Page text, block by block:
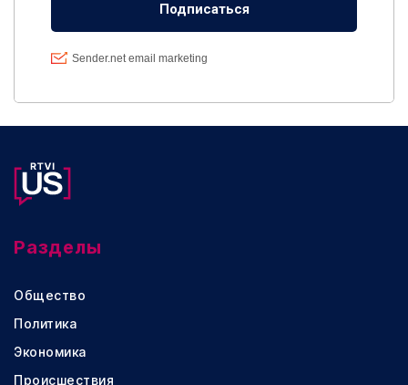
Разделы
Общество
Политика
Экономика
Происшествия